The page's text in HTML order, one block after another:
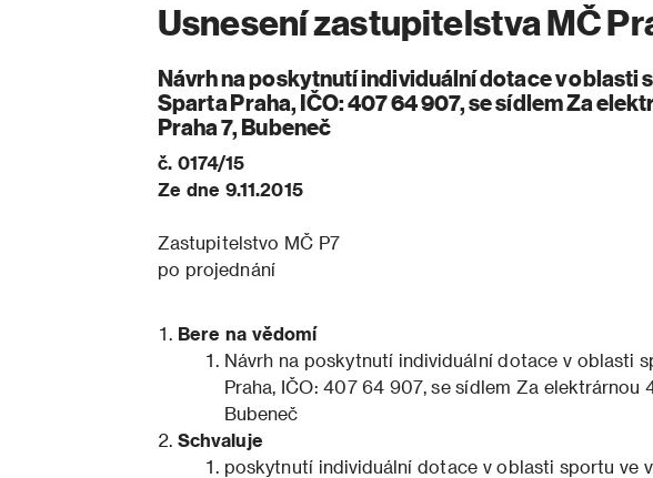
Usnesení zastupitelstva MČ
Návrh na poskytnutí individuální dotace v oblasti
Sparta Praha, IČO: 407 64 907, se sídlem Za
Praha 7, Bubeneč
č. 0174/15
Ze dne 9.11.2015
Zastupitelstvo MČ P7
po projednání
Bere na vědomí
Návrh na poskytnutí individuální dotace v oblasti
Praha, IČO: 407 64 907, se sídlem Za elektrárnou
Bubeneč
Schvaluje
poskytnutí individuální dotace v oblasti sportu ve